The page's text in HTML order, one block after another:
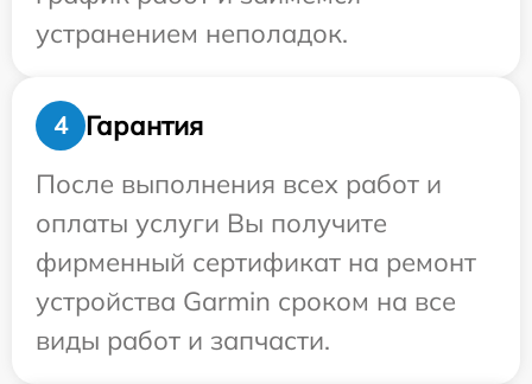
устранением неполадок.
4
Гарантия
После выполнения всех работ и
оплаты услуги Вы получите
фирменный сертификат на ремонт
устройства Garmin сроком на все
виды работ и запчасти.